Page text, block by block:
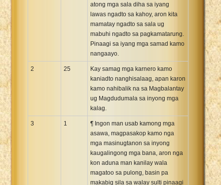
atong mga sala diha sa iyang
lawas ngadto sa kahoy, aron kita
mamatay ngadto sa sala ug
mabuhi ngadto sa pagkamatarung.
Pinaagi sa iyang mga samad kamo
nangaayo.
2 25
Kay samag mga karnero kamo
kaniadto nanghisalaag, apan karon
kamo nahibalik na sa Magbalantay
ug Magdudumala sa inyong mga
kalag.
3 1
¶ Ingon man usab kamong mga
asawa, magpasakop kamo nga
mga masinugtanon sa inyong
kaugalingong mga bana, aron nga
kon aduna man kanilay wala
magatoo sa pulong, basin pa
makabig sila sa walay sulti pinaagi